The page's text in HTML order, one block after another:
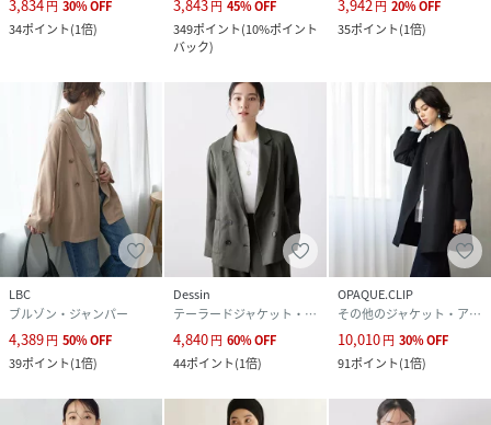
3,834円 30%OFF
34ポイント(1倍)
3,843円 45%OFF
349ポイント(10%ポイント
バック)
3,942円 20%OFF
35ポイント(1倍)
LBC
ブルゾン・ジャンパー
4,389円 50%OFF
39ポイント(1倍)
Dessin
テーラードジャケット・ブレザー
4,840円 60%OFF
44ポイント(1倍)
OPAQUE.CLIP
その他のジャケット・アウター
10,010円 30%OFF
91ポイント(1倍)